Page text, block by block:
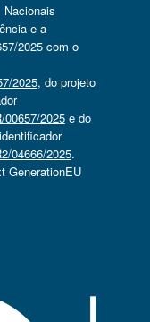
e a
2025 com o
2025, do projeto
00657/2025e do
04666/2025.
GenerationEU